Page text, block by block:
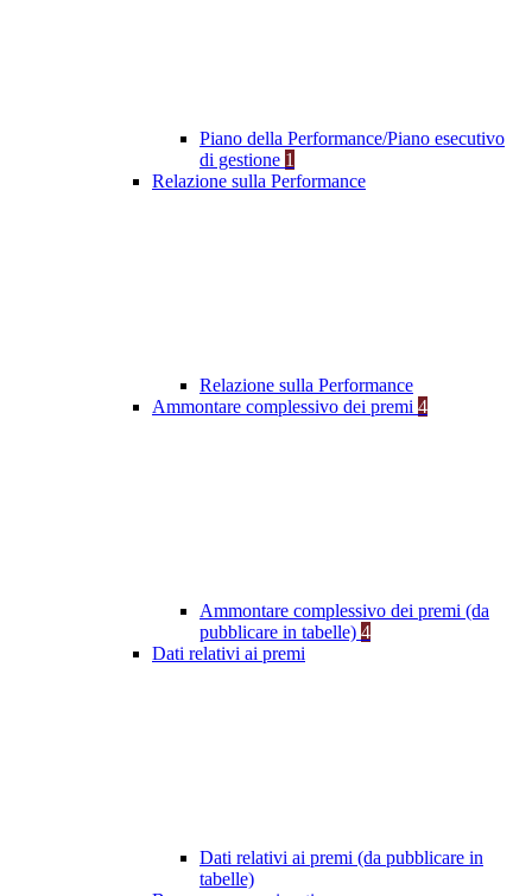
Piano della Performance/Piano esecutivo
di gestione 1
Relazione sulla Performance
Relazione sulla Performance
Ammontare complessivo dei premi 4
Ammontare complessivo dei premi (da
pubblicare in tabelle) 4
Dati relativi ai premi
Dati relativi ai premi (da pubblicare in
tabelle)